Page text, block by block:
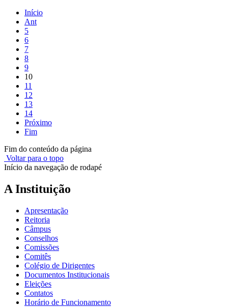
Início
Ant
5
6
7
8
9
10
11
12
13
14
Próximo
Fim
Fim do conteúdo da página
Voltar para o topo
Início da navegação de rodapé
A Instituição
Apresentação
Reitoria
Câmpus
Conselhos
Comissões
Comitês
Colégio de Dirigentes
Documentos Institucionais
Eleições
Contatos
Horário de Funcionamento